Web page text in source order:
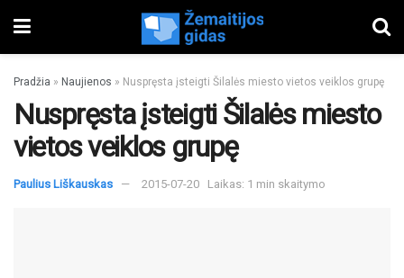
Pradžia » Naujienos » Nuspręsta įsteigti Šilalės miesto vietos veiklos grupę
Nuspręsta įsteigti Šilalės miesto
vietos veiklos grupę
Paulius Liškauskas 2015-07-20 Laikas: 1 min skaitymo